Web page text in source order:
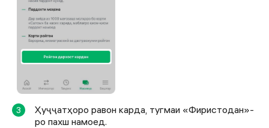
3
Ҳуҷҷатҳоро равон карда, тугмаи «Фиристодан»-
ро пахш намоед.